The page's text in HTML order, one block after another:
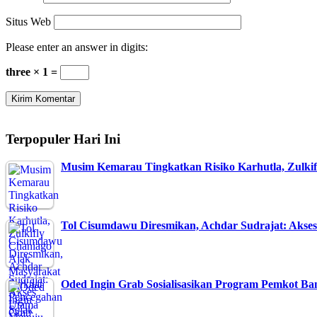
Situs Web
Please enter an answer in digits:
three × 1 =
Terpopuler Hari Ini
Musim Kemarau Tingkatkan Risiko Karhutla,
Tol Cisumdawu Diresmikan, Achdar Sudrajat:
Oded Ingin Grab Sosialisasikan Program Pemkot